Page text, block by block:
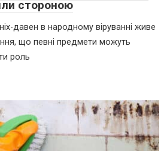
стороною
давен в народному віруванні живе
що певні предмети можуть
роль